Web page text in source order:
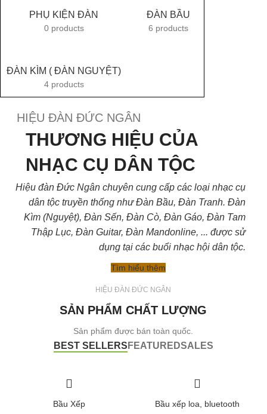
PHỤ KIỆN ĐÀN
0 products
ĐÀN BẦU
6 products
ĐÀN KÌM ( ĐÀN NGUYỆT)
4 products
HIỆU ĐÀN ĐỨC NGÂN
THƯƠNG HIỆU CỦA
NHẠC CỤ DÂN TỘC
Hiệu đàn Đức Ngân chuyên cung cấp các loại nhạc cụ
dân tộc truyền thống như Đàn Bầu, Đàn Tranh. Đàn
Kìm (Nguyệt), Đàn Sến, Đàn Cò, Đàn Gáo, Đàn Tam
Thập Lục, Đàn Guitar, Đàn Mandonline, ... được sử
dụng tại các buổi nhạc hội dân tộc.
Tìm hiểu thêm
HIỆU ĐÀN ĐỨC NGÂN
SẢN PHẨM CHẤT LƯỢNG
Sản phẩm được bán toàn quốc.
BEST SELLERS FEATUREDSALES
Bầu Xếp Bầu xếp loa, bluetooth